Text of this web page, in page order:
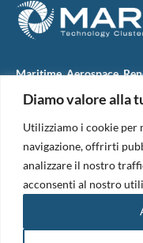
Diamo valore alla
Utilizziamo i cookie per
navigazione, offrirti
analizzare il nostro
acconsenti al nostro
Maritime, Aerospace,
M.A.R.E. TC FVG S.c.ar.l.
34074 Monfalcone (Italy)
tel. +39 0481 723440
Codice Fiscale e Partita
PEC:marefvg@legalmail.it
Codice univoco per i
Copyright 2026. Design
Informativa Privacy|